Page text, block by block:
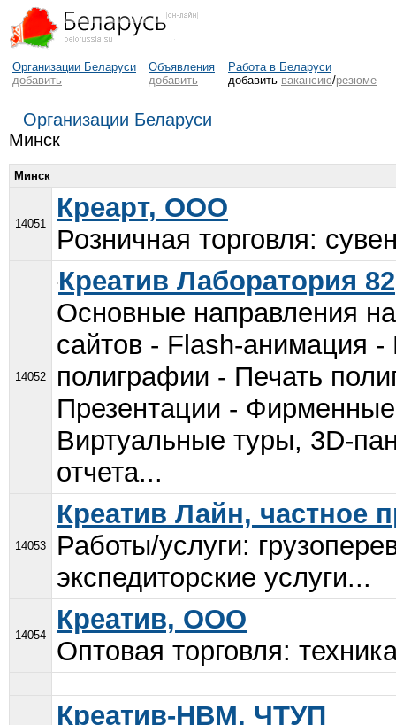
Организации Беларуси
добавить
Объявления
добавить
Работа в Беларуси
добавить вакансию/резюме
Организации Беларуси
Минск
Минск
14051
Креарт, ООО
Розничная торговля:
14052
Креатив Лаборатория 82
Основные направления
сайтов - Flash-анимация
полиграфии - Печать
Презентации -
Виртуальные туры, 3D-
отчета...
14053
Креатив Лайн, частное
Работы/услуги:
экспедиторские услуги...
14054
Креатив, ООО
Оптовая торговля:
Креатив-НВМ, ЧТУП